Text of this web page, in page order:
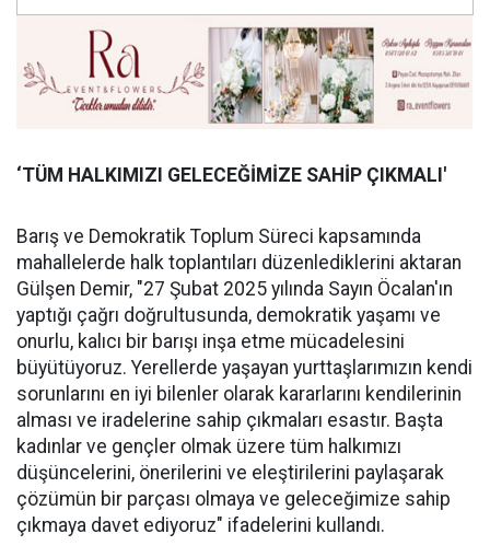
‘TÜM HALKIMIZI GELECEĞİMİZE SAHİP ÇIKMALI'
Barış ve Demokratik Toplum Süreci kapsamında
mahallelerde halk toplantıları düzenlediklerini aktaran
Gülşen Demir, "27 Şubat 2025 yılında Sayın Öcalan'ın
yaptığı çağrı doğrultusunda, demokratik yaşamı ve
onurlu, kalıcı bir barışı inşa etme mücadelesini
büyütüyoruz. Yerellerde yaşayan yurttaşlarımızın kendi
sorunlarını en iyi bilenler olarak kararlarını kendilerinin
alması ve iradelerine sahip çıkmaları esastır. Başta
kadınlar ve gençler olmak üzere tüm halkımızı
düşüncelerini, önerilerini ve eleştirilerini paylaşarak
çözümün bir parçası olmaya ve geleceğimize sahip
çıkmaya davet ediyoruz" ifadelerini kullandı.